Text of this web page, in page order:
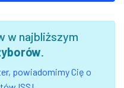
w najbliższym
.
powiadomimy Cię o